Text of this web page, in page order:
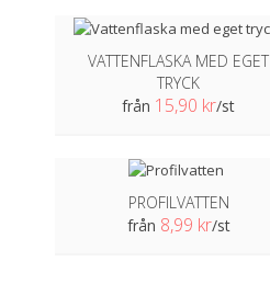
VATTENFLASKA MED EGET
TRYCK
från 15,90 kr/st
PROFILVATTEN
från 8,99 kr/st